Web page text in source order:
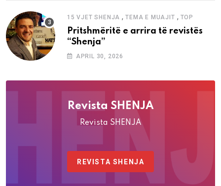
15 VJET SHENJA ,TEMA E MUAJIT , TOP
Pritshmëritë e arrira të revistës
“Shenja”
APRIL 30, 2026
Revista SHENJA
Revista SHENJA
REVISTA SHENJA